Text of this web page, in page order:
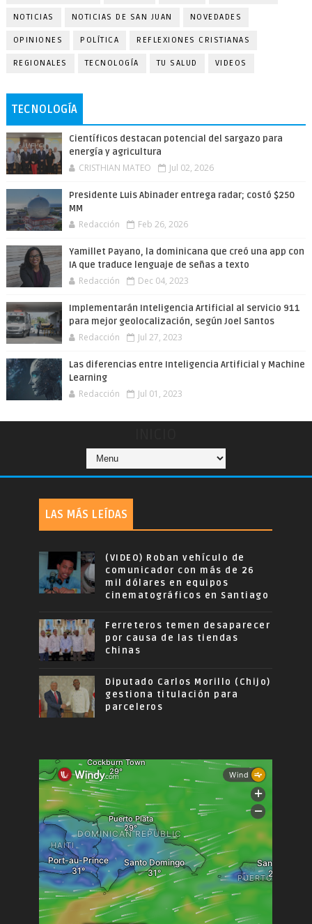
NOTICIAS NOTICIAS DE SAN JUAN NOVEDADES
OPINIONES POLÍTICA REFLEXIONES CRISTIANAS
REGIONALES TECNOLOGÍA TU SALUD VIDEOS
TECNOLOGÍA
Científicos destacan potencial del sargazo para
energía y agricultura
CRISTHIAN MATEO Jul 02, 2026
Presidente Luis Abinader entrega radar; costó $250
MM
Redacción Feb 26, 2026
Yamillet Payano, la dominicana que creó una app con
IA que traduce lenguaje de señas a texto
Redacción Dec 04, 2023
Implementarán Inteligencia Artificial al servicio 911
para mejor geolocalización, según Joel Santos
Redacción Jul 27, 2023
Las diferencias entre Inteligencia Artificial y Machine
Learning
Redacción Jul 01, 2023
LAS MÁS LEÍDAS
(VIDEO) Roban vehículo de
comunicador con más de 26
mil dólares en equipos
cinematográficos en Santiago
Ferreteros temen desaparecer
por causa de las tiendas
chinas
Diputado Carlos Morillo (Chijo)
gestiona titulación para
parceleros